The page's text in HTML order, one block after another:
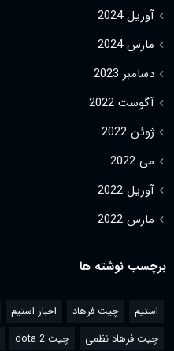
آوریل 2024
مارس 2024
دسامبر 2023
آگوست 2022
ژوئن 2022
می 2022
آوریل 2022
مارس 2022
برچسب نوشته ها
استیم چیت فرهاد اخبار استیم
چیت فرهاد نظمی
چیت dota 2